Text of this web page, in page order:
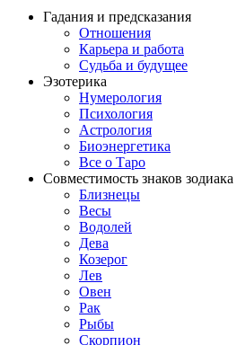
Гадания и предсказания
Отношения
Карьера и работа
Cудьба и будущее
Эзотерика
Нумерология
Психология
Астрология
Биоэнергетика
Все о Таро
Совместимость знаков зодиака
Близнецы
Весы
Водолей
Дева
Козерог
Лев
Овен
Рак
Рыбы
Скорпион